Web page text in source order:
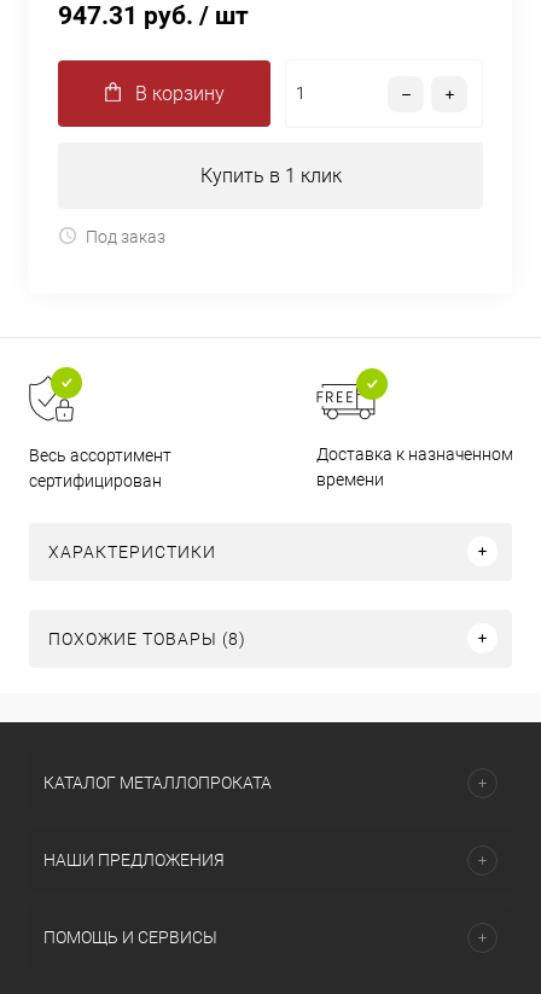
947.31 руб. / шт
В корзину
Купить в 1 клик
Под заказ
Весь ассортимент
сертифицирован
Доставка к назначенному
времени
ХАРАКТЕРИСТИКИ
ПОХОЖИЕ ТОВАРЫ (8)
КАТАЛОГ МЕТАЛЛОПРОКАТА
НАШИ ПРЕДЛОЖЕНИЯ
ПОМОЩЬ И СЕРВИСЫ